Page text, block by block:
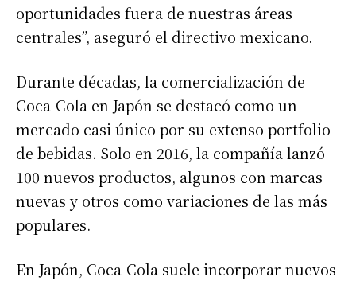
oportunidades fuera de nuestras áreas
centrales”, aseguró el directivo mexicano.
Durante décadas, la comercialización de
Coca-Cola en Japón se destacó como un
mercado casi único por su extenso portfolio
de bebidas. Solo en 2016, la compañía lanzó
100 nuevos productos, algunos con marcas
nuevas y otros como variaciones de las más
populares.
En Japón, Coca-Cola suele incorporar nuevos